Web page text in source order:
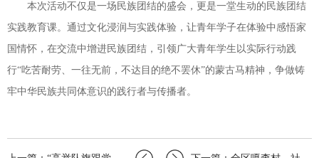
本次活动不仅是一场民族团结的盛会，更是一堂生动的民族团结
实践教育课。通过文化浸润与实践体验，让青年学子在体验中感悟家
国情怀，在交流中增进民族团结，引领广大青年学生以实际行动践
行“吃苦耐劳、一往无前，不达目的绝不罢休”的蒙古马精神，争做铸
牢中华民族共同体意识的践行者与传播者。